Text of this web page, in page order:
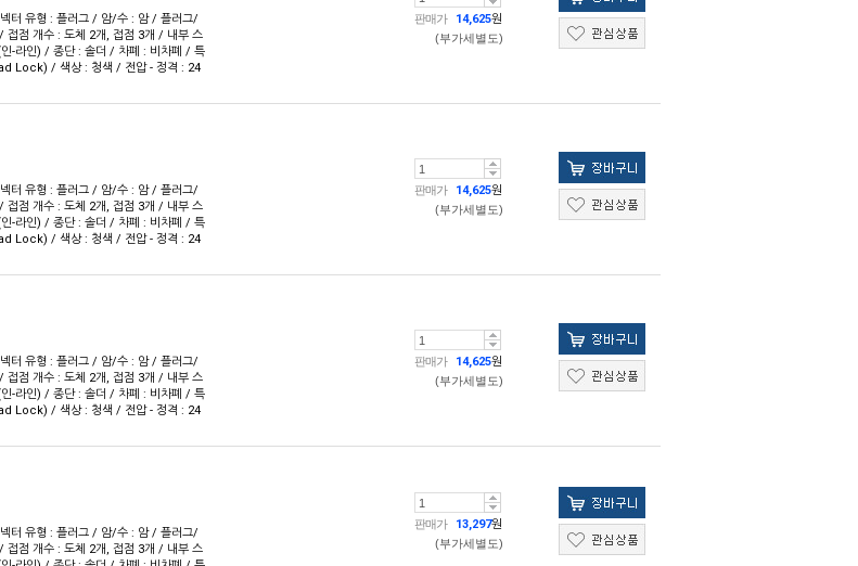
유형 : 플러그 / 암/수 : 암 / 플러그/
점 개수 : 도체 2개, 접점 3개 / 내부 스
-라인) / 종단 : 솔더 / 차폐 : 비차폐 / 특
Lock) / 색상 : 청색 / 전압 - 정격 : 24
판매가 14,625원
(부가세별도)
유형 : 플러그 / 암/수 : 암 / 플러그/
점 개수 : 도체 2개, 접점 3개 / 내부 스
-라인) / 종단 : 솔더 / 차폐 : 비차폐 / 특
Lock) / 색상 : 청색 / 전압 - 정격 : 24
판매가 14,625원
(부가세별도)
유형 : 플러그 / 암/수 : 암 / 플러그/
점 개수 : 도체 2개, 접점 3개 / 내부 스
-라인) / 종단 : 솔더 / 차폐 : 비차폐 / 특
Lock) / 색상 : 청색 / 전압 - 정격 : 24
판매가 14,625원
(부가세별도)
유형 : 플러그 / 암/수 : 암 / 플러그/
점 개수 : 도체 2개, 접점 3개 / 내부 스
판매가 13,297원
(부가세별도)